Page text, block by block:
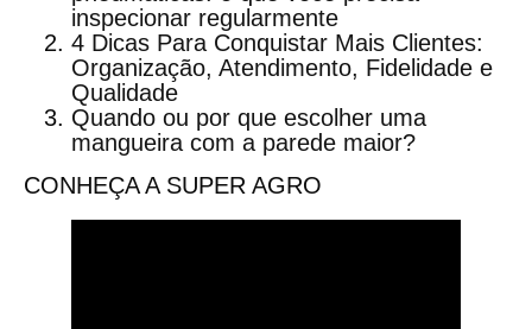
inspecionar regularmente
4 Dicas Para Conquistar Mais Clientes:
Organização, Atendimento, Fidelidade e
Qualidade
Quando ou por que escolher uma
mangueira com a parede maior?
CONHEÇA A SUPER AGRO